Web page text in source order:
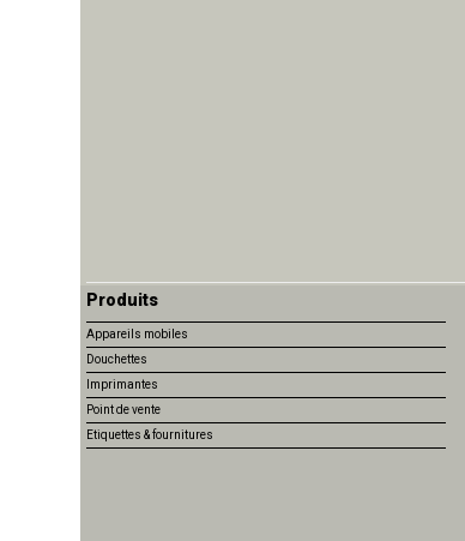
Produits
Appareils mobiles
Douchettes
Imprimantes
Point de vente
Etiquettes & fournitures